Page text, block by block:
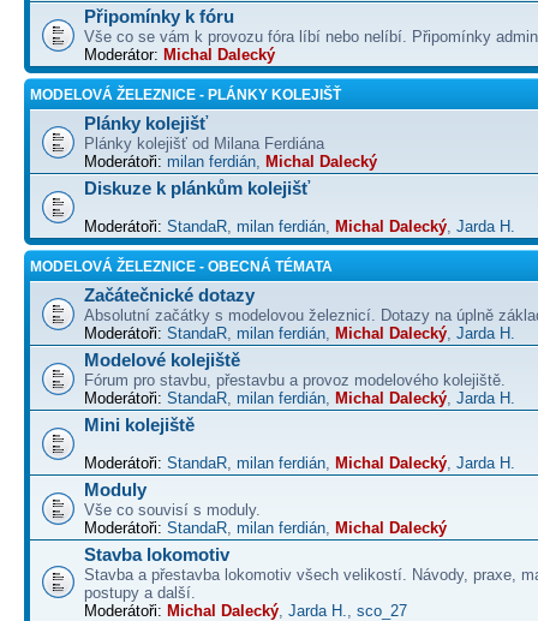
Připomínky k fóru
Vše co se vám k provozu fóra líbí nebo nelíbí. Připomínky
Moderátor: Michal Dalecký
MODELOVÁ ŽELEZNICE - PLÁNKY KOLEJIŠŤ
Plánky kolejišť
Plánky kolejišť od Milana Ferdiána
Moderátoři: milan ferdián, Michal Dalecký
Diskuze k plánkům kolejišť
Moderátoři: StandaR, milan ferdián, Michal Dalecký, Jarda H.
MODELOVÁ ŽELEZNICE - OBECNÁ TÉMATA
Začátečnické dotazy
Absolutní začátky s modelovou železnicí. Dotazy na úplně
Moderátoři: StandaR, milan ferdián, Michal Dalecký, Jarda H.
Modelové kolejiště
Fórum pro stavbu, přestavbu a provoz modelového kolejiště.
Moderátoři: StandaR, milan ferdián, Michal Dalecký, Jarda H.
Mini kolejiště
Moderátoři: StandaR, milan ferdián, Michal Dalecký, Jarda H.
Moduly
Vše co souvisí s moduly.
Moderátoři: StandaR, milan ferdián, Michal Dalecký
Stavba lokomotiv
Stavba a přestavba lokomotiv všech velikostí. Návody, praxe,
postupy a další.
Moderátoři: Michal Dalecký, Jarda H., sco_27